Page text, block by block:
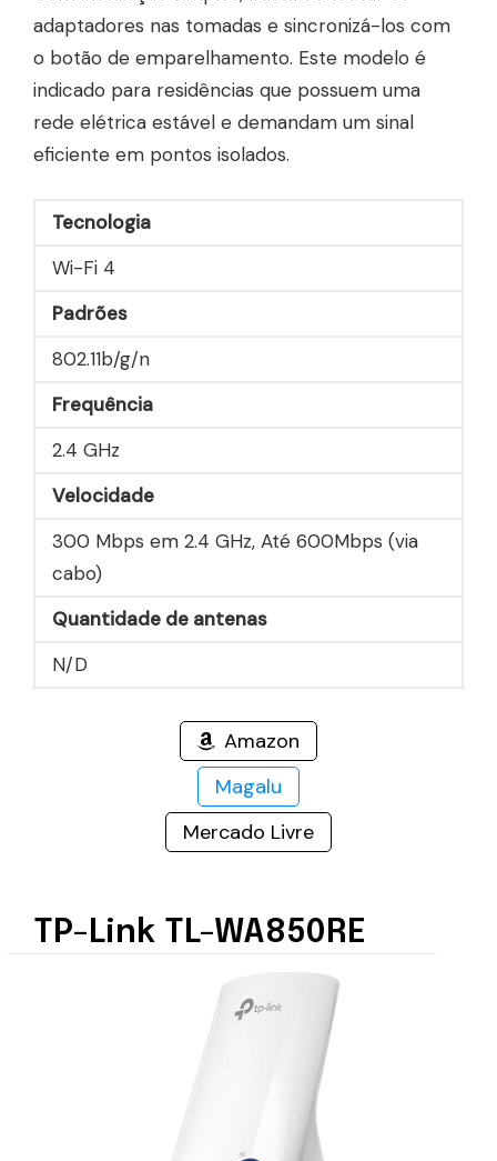
adaptadores nas tomadas e sincronizá-los com
o botão de emparelhamento. Este modelo é
indicado para residências que possuem uma
rede elétrica estável e demandam um sinal
eficiente em pontos isolados.
Tecnologia
Wi-Fi 4
Padrões
802.11b/g/n
Frequência
2.4 GHz
Velocidade
300 Mbps em 2.4 GHz, Até 600Mbps (via
cabo)
Quantidade de antenas
N/D
Amazon
Magalu
Mercado Livre
TP-Link TL-WA850RE